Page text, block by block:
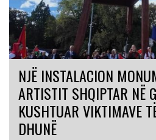
NJË INSTALACION
ARTISTIT SHQIPTAR NË
KUSHTUAR VIKTIMAVE
DHUNË